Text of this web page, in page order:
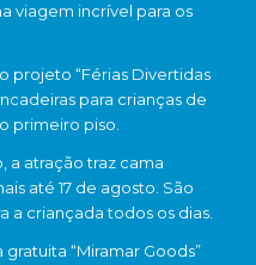
viagem incrível para os
projeto “Férias Divertidas
para crianças de
primeiro piso.
a atração traz cama
até 17 de agosto. São
a criançada todos os dias.
“Miramar Goods”